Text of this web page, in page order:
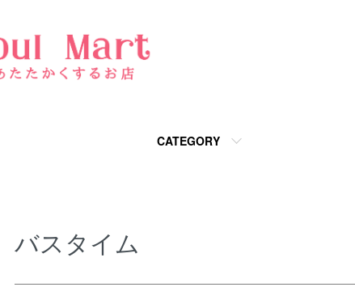
CATEGORY
バスタイム